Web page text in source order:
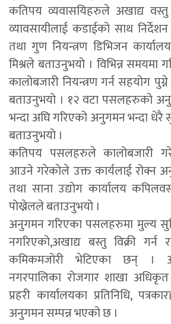
कतिपय व्यवासयिहरुले अखाद्य वस्तु
व्यावसायीलाई कडाईको साथ निर्देशन
तथा गुण नियन्त्रण डिभिजन
मिश्रले बताउनुभयो । विभिन्न
कालोबजारी नियन्त्रण गर्न सहयोग
बताउनुभयो । १२ वटा पसलहरुको
भन्दा अघि गरिएको अनुगमन भन्दा
बताउनुभयो ।
कतिपय पसलहरुले कालोबजारी
आउने गरेकोले उक्त कार्यलाई रोक्न
तथा साना उद्योग कार्यालय
पोख्रेलले बताउनुभयो ।
अनुगमन गरिएका पसलहरुमा मुल्य
नगरिएको,अखाद्य बस्तु विक्री गर्न
कमिकमजोरी भेटिएका छन् ।
नगरपालिका रोजगार शाखा अधिकृत
प्रहरी कार्यालयका प्रतिनिधि,
अनुगमन सम्पन्न भएको छ ।